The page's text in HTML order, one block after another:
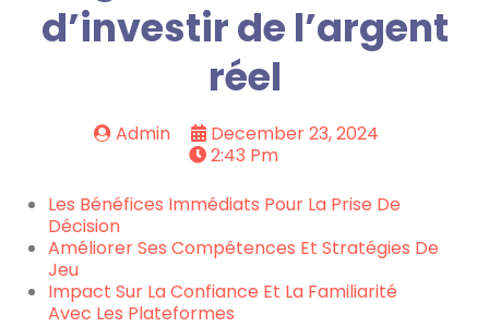
d’investir de l’argent
réel
Admin
December 23, 2024
2:43 Pm
Les Bénéfices Immédiats Pour La Prise De
Décision
Améliorer Ses Compétences Et Stratégies De
Jeu
Impact Sur La Confiance Et La Familiarité
Avec Les Plateformes